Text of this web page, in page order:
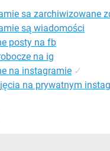
sa zarchiwizowane
są wiadomości
posty na fb
na ig
na instagramie ✓
na prywatnym